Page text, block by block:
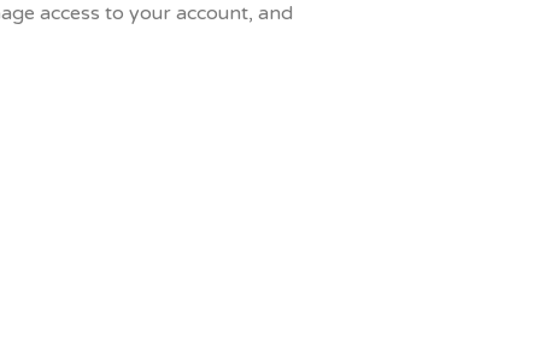
access to your account, and